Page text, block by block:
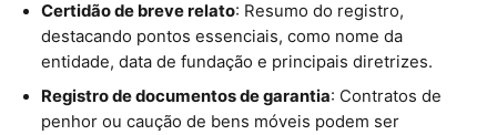
Certidão de breve relato: Resumo do registro,
destacando pontos essenciais, como nome da
entidade, data de fundação e principais diretrizes.
Registro de documentos de garantia: Contratos de
penhor ou caução de bens móveis podem ser